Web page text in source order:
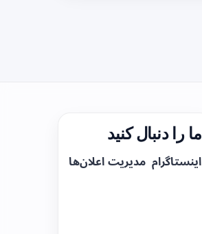
ما را دنبال کنید
اینستاگرام مدیریت اعلان‌ها